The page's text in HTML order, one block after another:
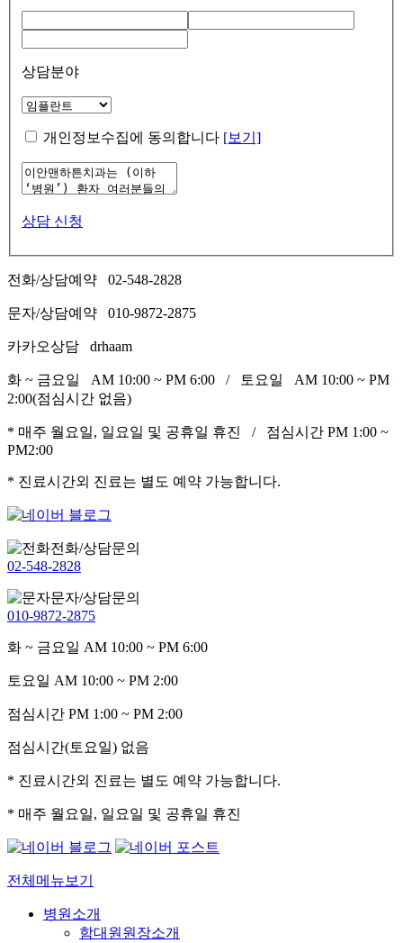
상담분야
개인정보수집에 동의합니다 [보기]
상담 신청
전화/상담예약 02-548-2828
문자/상담예약 010-9872-2875
카카오상담 drhaam
화 ~ 금요일 AM 10:00 ~ PM 6:00 / 토요일 AM 10:00 ~ PM
2:00(점심시간 없음)
* 매주 월요일, 일요일 및 공휴일 휴진 / 점심시간 PM 1:00 ~
PM2:00
* 진료시간외 진료는 별도 예약 가능합니다.
전화/상담문의
02-548-2828
문자/상담문의
010-9872-2875
화 ~ 금요일 AM 10:00 ~ PM 6:00
토요일 AM 10:00 ~ PM 2:00
점심시간 PM 1:00 ~ PM 2:00
점심시간(토요일) 없음
* 진료시간외 진료는 별도 예약 가능합니다.
* 매주 월요일, 일요일 및 공휴일 휴진
전체메뉴보기
병원소개
함대원원장소개